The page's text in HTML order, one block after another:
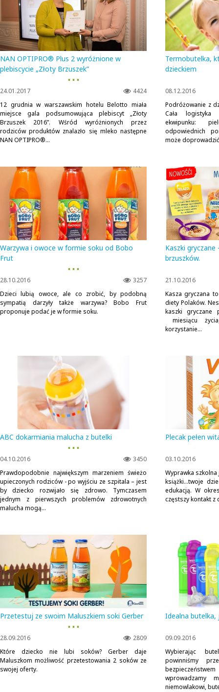
NAN OPTIPRO® Plus 2 wyróżnione w
plebiscycie „Złoty Brzuszek”
▪ ▪ ▪
4424
24.01.2017
12 grudnia w warszawskim hotelu Belotto miała
miejsce gala podsumowująca plebiscyt „Złoty
Brzuszek 2016”. Wśród wyróżnionych przez
rodziców produktów znalazło się mleko następne
NAN OPTIPRO®...
Termobutelka,
dzieckiem
08.12.2016
Podróżowanie z
Cała logistyka
ekwipunku:
odpowiednich
może
Warzywa i owoce w formie soku od Bobo
Frut
▪ ▪ ▪
3257
28.10.2016
Dzieci lubią owoce, ale co zrobić, by podobną
sympatią darzyły także warzywa? Bobo Frut
proponuje podać je w formie soku.
Kaszki gryczane
brzuszków.
21.10.2016
Kasza gryczana
diety Polaków.
kaszki gryczane
miesiącu
korzystanie...
ABC dokarmiania malucha z butelki
▪ ▪ ▪
3450
04.10.2016
Prawdopodobnie największym marzeniem świeżo
upieczonych rodziców - po wyjściu ze szpitala – jest
by dziecko rozwijało się zdrowo. Tymczasem
jednym z pierwszych problemów zdrowotnych
malucha mogą...
Plecak pełen
03.10.2016
Wyprawka
książki…twoje
edukacją. W
częstszy kontakt z
Przetestuj ze swoim Maluszkiem soki Gerber
▪ ▪ ▪
2809
28.09.2016
Które dziecko nie lubi soków? Gerber daje
Maluszkom możliwość przetestowania 2 soków ze
swojej oferty.
Idealna butelka,
09.09.2016
Wybierając
powinniśmy
wprowadzamy
niemowlakowi,